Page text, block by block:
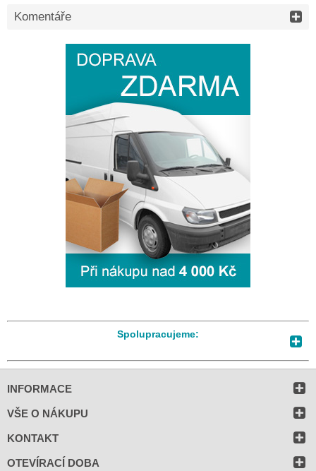
Komentáře
Spolupracujeme:
INFORMACE
VŠE O NÁKUPU
KONTAKT
OTEVÍRACÍ DOBA